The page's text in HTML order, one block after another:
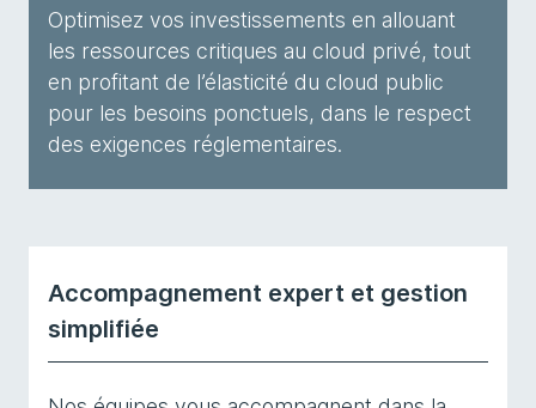
Optimisez vos investissements en allouant
les ressources critiques au cloud privé, tout
en profitant de l’élasticité du cloud public
pour les besoins ponctuels, dans le respect
des exigences réglementaires.
Accompagnement expert et gestion
simplifiée